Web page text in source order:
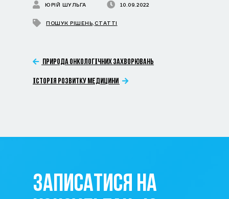
ЮРІЙ ШУЛЬГА 10.09.2022
ПОШУК РІШЕНЬ СТАТТІ
ПРИРОДА ОНКОЛОГІЧНИХ ЗАХВОРЮВАНЬ
ІСТОРІЯ РОЗВИТКУ МЕДИЦИНИ
ЗАПИСАТИСЯ НА